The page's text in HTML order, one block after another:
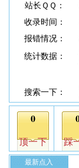
站长ＱＱ：
收录时间：
报错情况：
统计数据：
搜索一下：
最新点入